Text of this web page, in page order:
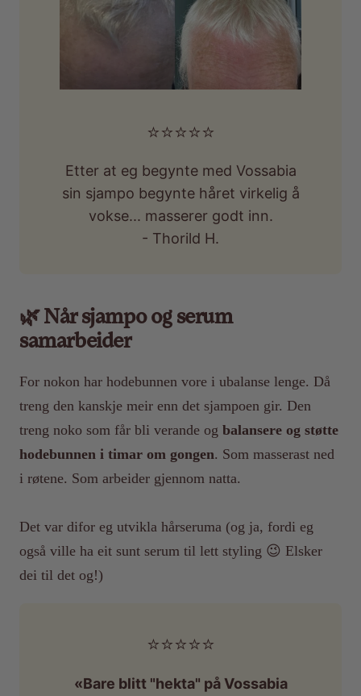
⭐️⭐️⭐️⭐️⭐️
Etter at eg begynte med Vossabia
sin sjampo begynte håret virkelig å
vokse... masserer godt inn.
- Thorild H.
🌿 Når sjampo og serum
samarbeider
For nokon har hodebunnen vore i ubalanse lenge. Då
treng den kanskje meir enn det sjampoen gir. Den
treng noko som får bli verande og balansere og støtte
hodebunnen i timar om gongen. Som masserast ned
i røtene. Som arbeider gjennom natta.
Det var difor eg utvikla hårseruma (og ja, fordi eg
også ville ha eit sunt serum til lett styling 😉 Elsker
dei til det og!)
⭐️⭐️⭐️⭐️⭐️
«Bare blitt "hekta" på Vossabia